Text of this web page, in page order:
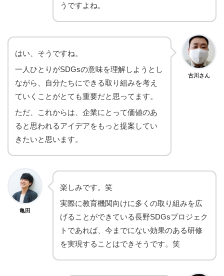
うですよね。
古川さん
はい、そうですね。
一人ひとりがSDGsの意味を理解しようとし
ながら、自分たちにできる取り組みを考え
ていくことがとても重要だと思ってます。
ただ、これからは、企業にとって価値のあ
ると思われるアイデアをもっと提案してい
きたいと思います。
亀田
楽しみです。笑
実際に教育機関向けに多くの取り組みを広
げることができている長野SDGsプロジェク
トであれば、今までにない効果のある研修
を実現することはできそうです。笑